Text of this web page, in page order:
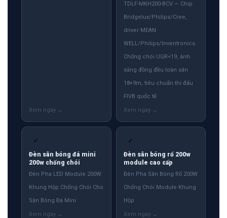
TDLF-MKH200-BCV — Chip
Bridgelux/Philips/Cree,
driver MEAN
WELL/Philips/Inventronics.
Chống chói UGR<19, ánh
sáng đồng đều toàn sân
18×9m, tiêu chuẩn thi đấu
FIVB quốc tế
✓
Đèn sân bóng đá mini
200w chống chói
Đèn Pha LED Module 200W
Khung Hộp Chống Chói Cho
Sân Bóng Đá Mini
✓
Đèn sân bóng rổ 200w
module cao cấp
Đèn Pha Sân Bóng Rổ 200W
Chống Chói Module Khung
Hộp